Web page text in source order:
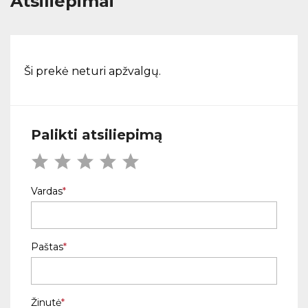
Ši prekė neturi apžvalgų.
Palikti atsiliepimą
Vardas
Paštas
Žinutė